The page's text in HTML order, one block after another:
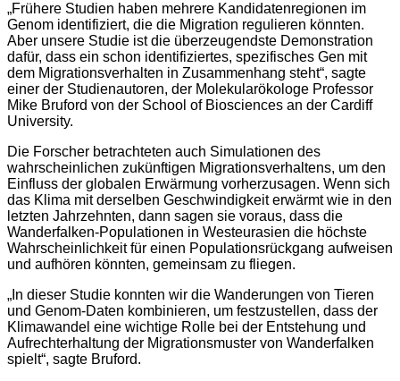
„Frühere Studien haben mehrere Kandidatenregionen im
Genom identifiziert, die die Migration regulieren könnten.
Aber unsere Studie ist die überzeugendste Demonstration
dafür, dass ein schon identifiziertes, spezifisches Gen mit
dem Migrationsverhalten in Zusammenhang steht“, sagte
einer der Studienautoren, der Molekularökologe Professor
Mike Bruford von der School of Biosciences an der Cardiff
University.
Die Forscher betrachteten auch Simulationen des
wahrscheinlichen zukünftigen Migrationsverhaltens, um den
Einfluss der globalen Erwärmung vorherzusagen. Wenn sich
das Klima mit derselben Geschwindigkeit erwärmt wie in den
letzten Jahrzehnten, dann sagen sie voraus, dass die
Wanderfalken-Populationen in Westeurasien die höchste
Wahrscheinlichkeit für einen Populationsrückgang aufweisen
und aufhören könnten, gemeinsam zu fliegen.
„In dieser Studie konnten wir die Wanderungen von Tieren
und Genom-Daten kombinieren, um festzustellen, dass der
Klimawandel eine wichtige Rolle bei der Entstehung und
Aufrechterhaltung der Migrationsmuster von Wanderfalken
spielt“, sagte Bruford.